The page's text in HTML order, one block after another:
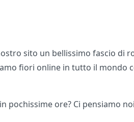
sito un bellissimo fascio di
fiori online in tutto il mondo
pochissime ore? Ci pensiamo